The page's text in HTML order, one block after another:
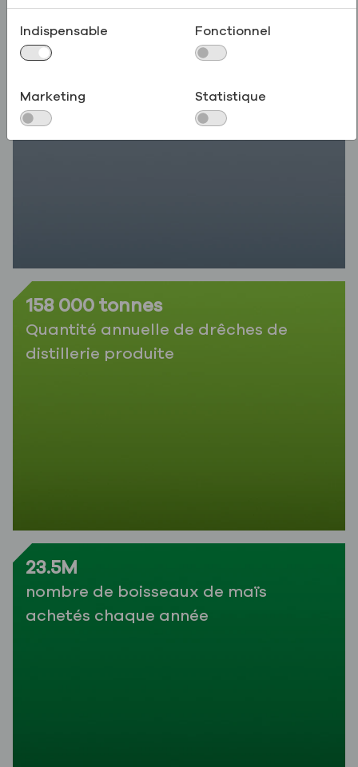
4 500 tonnes
Production annuelle d'huile de maïs
158 000 tonnes
Quantité annuelle de drêches de
distillerie produite
23.5M
nombre de boisseaux de maïs
achetés chaque année
Indispensable Fonctionnel
Marketing Statistique